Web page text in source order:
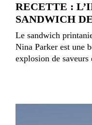
RECETTE :
SANDWICH
Le sandwich
Nina Parker est une
explosion de saveurs